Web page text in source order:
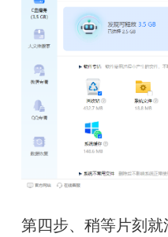
第四步、稍等片刻